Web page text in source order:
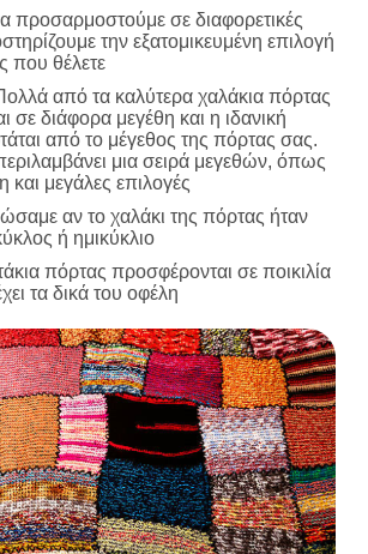
προσαρμοστούμε σε διαφορετικές
την εξατομικευμένη επιλογή
που θέλετε
από τα καλύτερα χαλάκια πόρτας
σε διάφορα μεγέθη και η ιδανική
από το μέγεθος της πόρτας σας.
μια σειρά μεγεθών, όπως
και μεγάλες επιλογές
αν το χαλάκι της πόρτας ήταν
ή ημικύκλιο
πόρτας προσφέρονται σε ποικιλία
τα δικά του οφέλη